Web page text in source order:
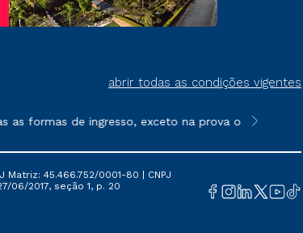
abrir todas as condições vigentes
formas de ingresso, exceto na prova on-line
45.466.752/0001-80 | CNPJ
06/2017, seção 1, p. 20